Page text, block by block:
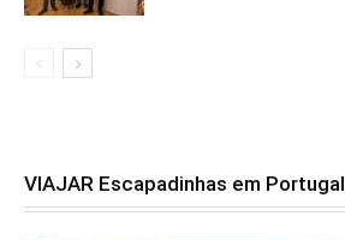
VIAJAR Escapadinhas em Portugal